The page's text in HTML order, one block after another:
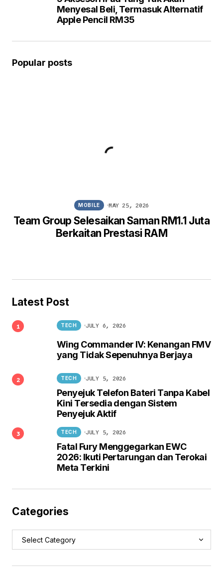
Menyesal Beli, Termasuk Alternatif
Apple Pencil RM35
Popular posts
Team Group Selesaikan Saman RM1.1 Juta
Berkaitan Prestasi RAM
MOBILE MAY 25, 2026
Latest Post
Wing Commander IV: Kenangan FMV
yang Tidak Sepenuhnya Berjaya
TECH JULY 6, 2026
Penyejuk Telefon Bateri Tanpa Kabel
Kini Tersedia dengan Sistem
Penyejuk Aktif
TECH JULY 5, 2026
Fatal Fury Menggegarkan EWC
2026: Ikuti Pertarungan dan Terokai
Meta Terkini
TECH JULY 5, 2026
Categories